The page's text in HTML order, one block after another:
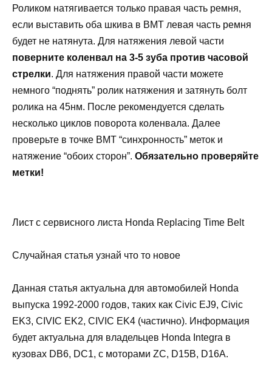
Роликом натягивается только правая часть ремня,
если выставить оба шкива в ВМТ левая часть ремня
будет не натянута. Для натяжения левой части
поверните коленвал на 3-5 зуба против часовой
стрелки. Для натяжения правой части можете
немного “поднять” ролик натяжения и затянуть болт
ролика на 45нм. После рекомендуется сделать
несколько циклов поворота коленвала. Далее
проверьте в точке ВМТ “синхронность” меток и
натяжение “обоих сторон”. Обязательно проверяйте
метки!
Лист с сервисного листа Honda Replacing Time Belt
Случайная статья узнай что то новое
Данная статья актуальна для автомобилей Honda
выпуска 1992-2000 годов, таких как Civic EJ9, Civic
EK3, CIVIC EK2, CIVIC EK4 (частично). Информация
будет актуальна для владельцев Honda Integra в
кузовах DB6, DC1, с моторами ZC, D15B, D16A.